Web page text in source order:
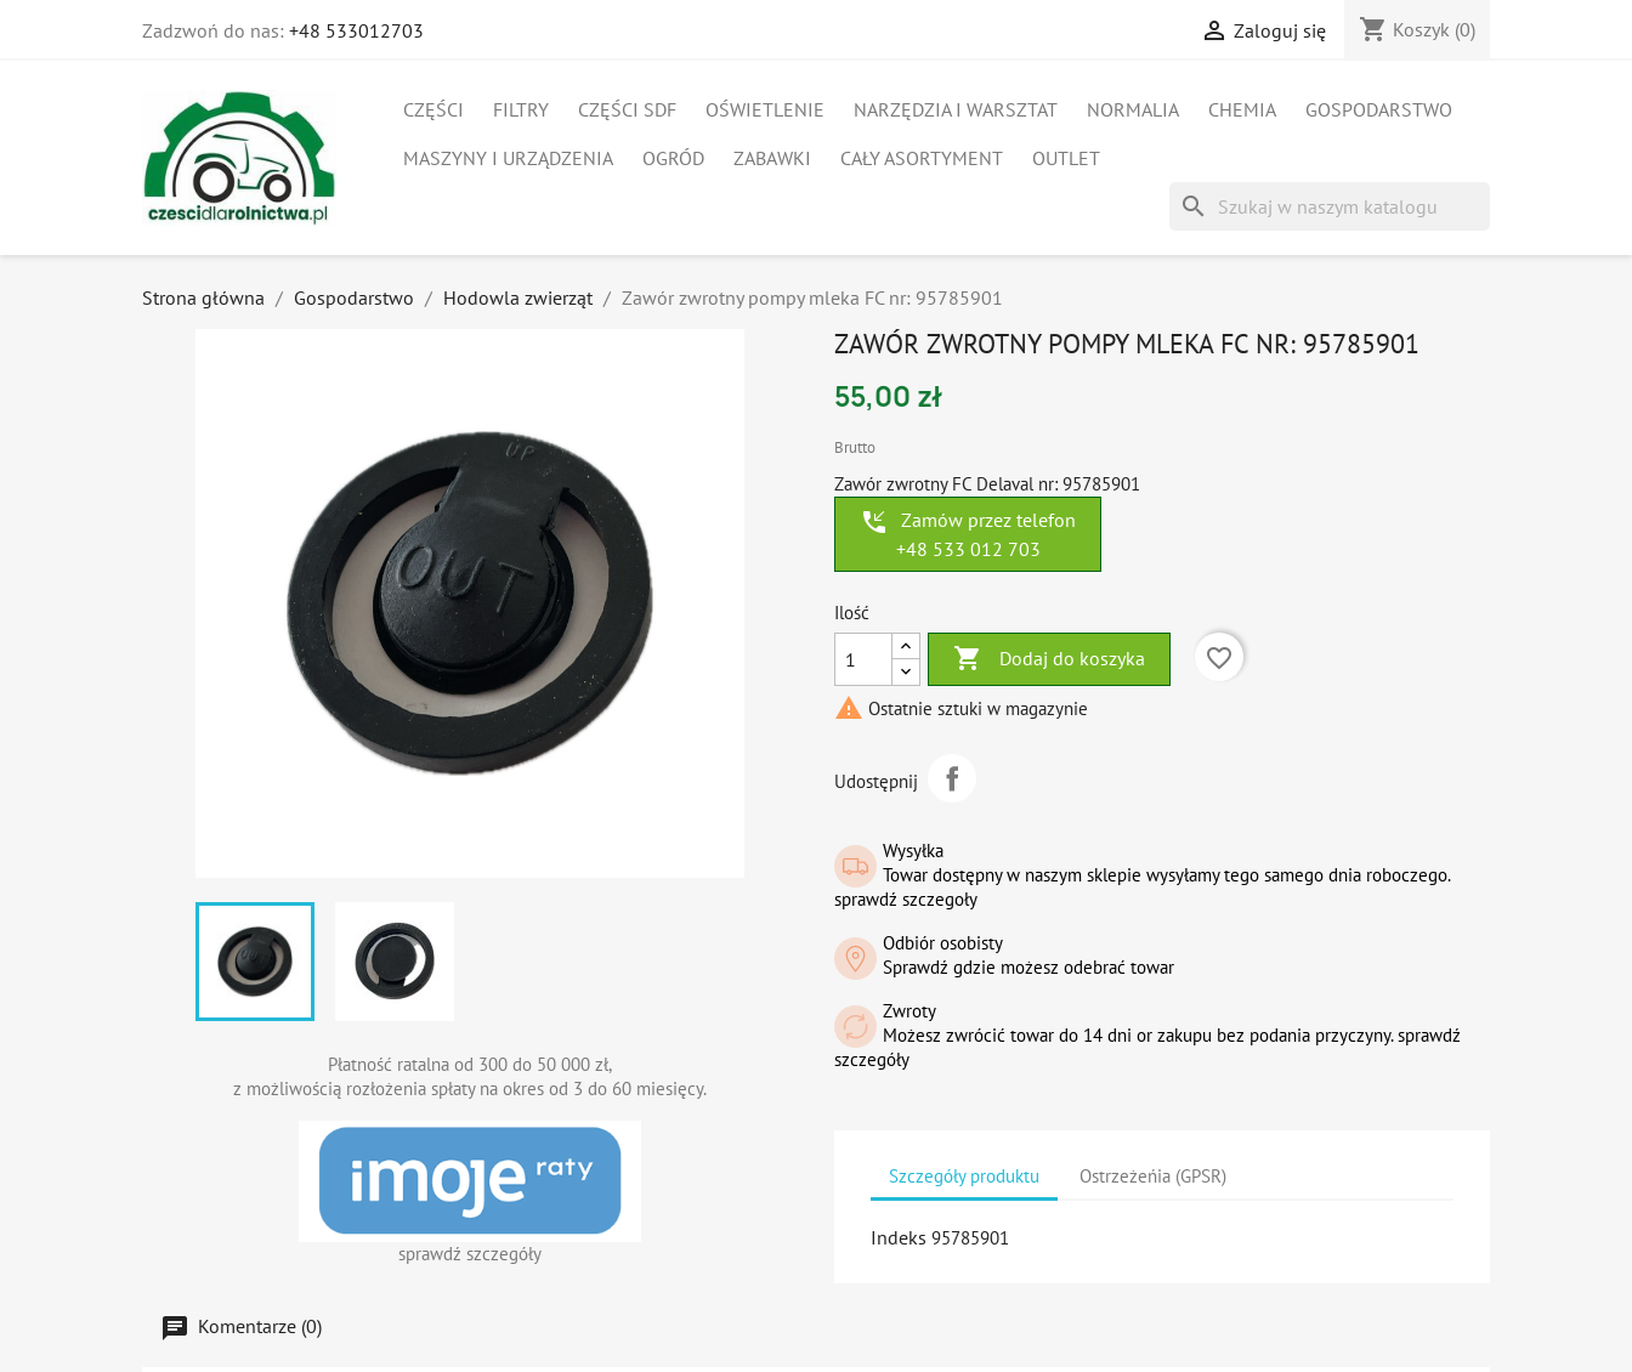
Zadzwoń do nas: +48 533012703  Zaloguj się shopping_cart Koszyk (0)
CZĘŚCI FILTRY CZĘŚCI SDF OŚWIETLENIE NARZĘDZIA I WARSZTAT NORMALIA CHEMIA
GOSPODARSTWO
MASZYNY I URZĄDZENIA
OGRÓD ZABAWKI CAŁY ASORTYMENT OUTLET
search
Strona główna Gospodarstwo Hodowla zwierząt Zawór zwrotny pompy mleka FC nr: 95785901
Płatność ratalna od 300 do 50 000 zł,
z możliwością rozłożenia spłaty na okres od 3 do 60 miesięcy.
sprawdź szczegóły
ZAWÓR ZWROTNY POMPY MLEKA FC NR: 95785901
55,00 zł
Brutto
Zawór zwrotny FC Delaval nr: 95785901
phone_callback
Zamów przez telefon
+48 533 012 703
Ilość
 Dodaj do koszyka
favorite_border
 Ostatnie sztuki w magazynie
Udostępnij
Wysyłka
Towar dostępny w naszym sklepie wysyłamy tego samego dnia roboczego.
sprawdź szczegoły
Odbiór osobisty
Sprawdź gdzie możesz odebrać towar
Zwroty
Możesz zwrócić towar do 14 dni or zakupu bez podania przyczyny. sprawdź
szczegóły
Szczegóły produktu Ostrzeżeńia (GPSR)
Indeks 95785901
Komentarze (0)